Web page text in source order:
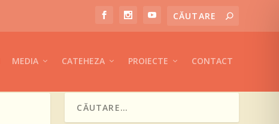
MEDIA CATEHEZA PROIECTE CONTACT